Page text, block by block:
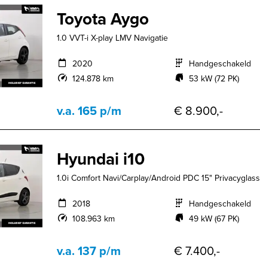
Toyota Aygo
1.0 VVT-i X-play LMV Navigatie
2020
124.878 km
Handgeschakeld
53 kW (72 PK)
v.a. 165 p/m € 8.900,-
Hyundai i10
1.0i Comfort Navi/Carplay/Android PDC 15" Privacyglass
2018
108.963 km
Handgeschakeld
49 kW (67 PK)
v.a. 137 p/m € 7.400,-